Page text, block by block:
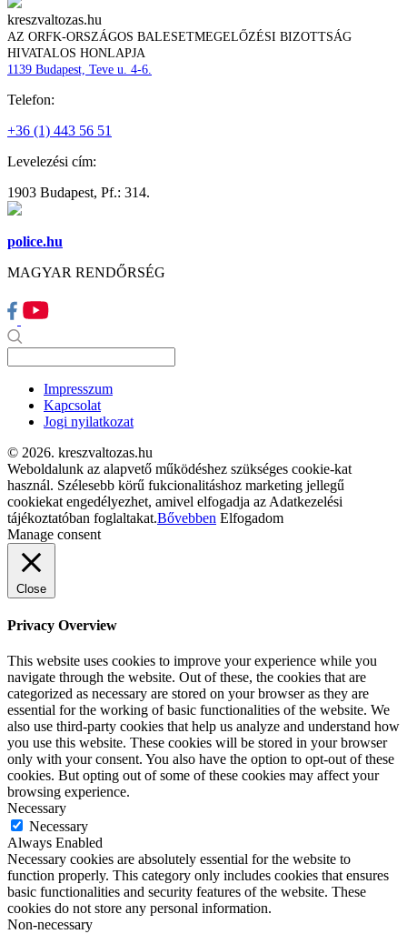
kreszvaltozas.hu
AZ ORFK-ORSZÁGOS BALESETMEGELŐZÉSI BIZOTTSÁG
HIVATALOS HONLAPJA
1139 Budapest, Teve u. 4-6.
Telefon:
+36 (1) 443 56 51
Levelezési cím:
1903 Budapest, Pf.: 314.
police.hu
MAGYAR RENDŐRSÉG
Impresszum
Kapcsolat
Jogi nyilatkozat
© 2026. kreszvaltozas.hu
Weboldalunk az alapvető működéshez szükséges cookie-kat
használ. Szélesebb körű fukcionalitáshoz marketing jellegű
cookiekat engedélyezhet, amivel elfogadja az Adatkezelési
tájékoztatóban foglaltakat.Bővebben Elfogadom
Manage consent
Close
Privacy Overview
This website uses cookies to improve your experience while you
navigate through the website. Out of these, the cookies that are
categorized as necessary are stored on your browser as they are
essential for the working of basic functionalities of the website. We
also use third-party cookies that help us analyze and understand how
you use this website. These cookies will be stored in your browser
only with your consent. You also have the option to opt-out of these
cookies. But opting out of some of these cookies may affect your
browsing experience.
Necessary
Necessary
Always Enabled
Necessary cookies are absolutely essential for the website to
function properly. This category only includes cookies that ensures
basic functionalities and security features of the website. These
cookies do not store any personal information.
Non-necessary